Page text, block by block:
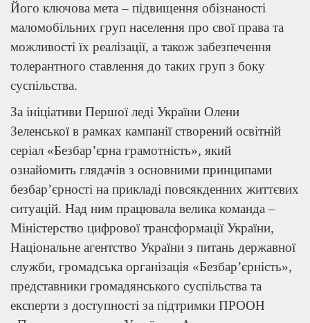
Його ключова мета – підвищення обізнаності
маломобільних груп населення про свої права та
можливості їх реалізації, а також забезпечення
толерантного ставлення до таких груп з боку
суспільства.
За ініціативи Першої леді України Олени
Зеленської в рамках кампанії створений освітній
серіал «Безбар’єрна грамотність», який
ознайомить глядачів з основними принципами
безбар’єрності на прикладі повсякденних життєвих
ситуацій. Над ним працювала велика команда –
Міністерство цифрової трансформації України,
Національне агентство України з питань державної
служби, громадська організація «Безбар’єрність»,
представники громадянського суспільства та
експерти з доступності за підтримки ПРООН